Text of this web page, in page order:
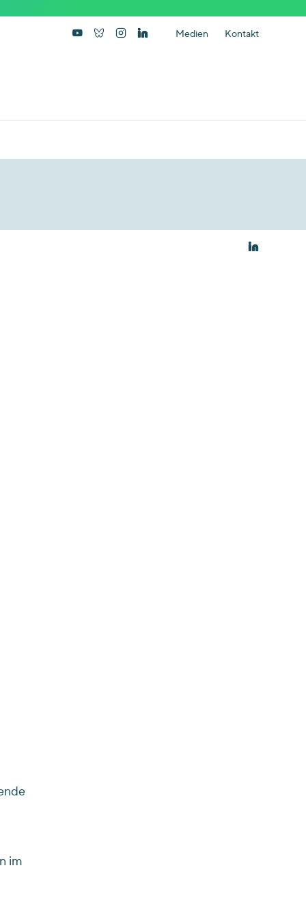
Medien Kontakt
im